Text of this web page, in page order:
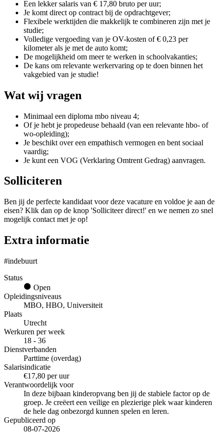
Een lekker salaris van € 17,80 bruto per uur;
Je komt direct op contract bij de opdrachtgever;
Flexibele werktijden die makkelijk te combineren zijn met je
studie;
Volledige vergoeding van je OV-kosten of € 0,23 per
kilometer als je met de auto komt;
De mogelijkheid om meer te werken in schoolvakanties;
De kans om relevante werkervaring op te doen binnen het
vakgebied van je studie!
Wat wij vragen
Minimaal een diploma mbo niveau 4;
Of je hebt je propedeuse behaald (van een relevante hbo- of
wo-opleiding);
Je beschikt over een empathisch vermogen en bent sociaal
vaardig;
Je kunt een VOG (Verklaring Omtrent Gedrag) aanvragen.
Solliciteren
Ben jij de perfecte kandidaat voor deze vacature en voldoe je aan de
eisen? Klik dan op de knop 'Solliciteer direct!' en we nemen zo snel
mogelijk contact met je op!
Extra informatie
#indebuurt
Status
Open
Opleidingsniveaus
MBO, HBO, Universiteit
Plaats
Utrecht
Werkuren per week
18 - 36
Dienstverbanden
Parttime (overdag)
Salarisindicatie
€17,80 per uur
Verantwoordelijk voor
In deze bijbaan kinderopvang ben jij de stabiele factor op de
groep. Je creëert een veilige en plezierige plek waar kinderen
de hele dag onbezorgd kunnen spelen en leren.
Gepubliceerd op
08-07-2026